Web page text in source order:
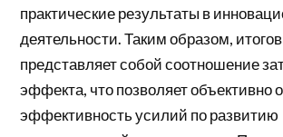
практические результаты в
деятельности. Таким образом,
представляет собой соотношение
эффекта, что позволяет объективно
эффективность усилий по развитию